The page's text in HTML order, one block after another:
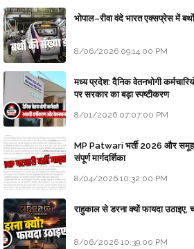
भोपाल–रीवा वंदे भारत एक्सप्रेस में
8/06/2026 09:14:00 PM
मध्य प्रदेश: दैनिक वेतनभोगी
पर सरकार का बड़ा स्पष्टीकरण
8/01/2026 07:07:00 PM
MP Patwari भर्ती 2026 और
संपूर्ण मार्गदर्शिका
8/04/2026 10:32:00 PM
राहुकाल से डरना क्यों फायदा उठाइए,
8/06/2026 10:39:00 PM